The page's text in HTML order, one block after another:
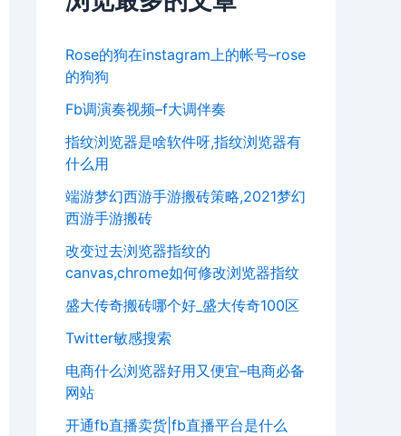
Rose的狗在instagram上的帐号–rose
的狗狗
Fb调演奏视频–f大调伴奏
指纹浏览器是啥软件呀,指纹浏览器有
什么用
端游梦幻西游手游搬砖策略,2021梦幻
西游手游搬砖
改变过去浏览器指纹的
canvas,chrome如何修改浏览器指纹
盛大传奇搬砖哪个好_盛大传奇100区
Twitter敏感搜索
电商什么浏览器好用又便宜–电商必备
网站
开通fb直播卖货|fb直播平台是什么